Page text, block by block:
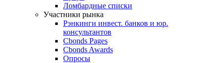
Ломбардные списки
Участники рынка
Рэнкинги инвест. банков и юр.
консультантов
Cbonds Pages
Cbonds Awards
Опросы